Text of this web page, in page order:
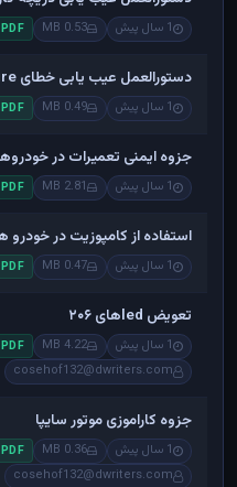
1 سال پیش 0.53 MB
PDF
دستورالعمل عیب یابی خطای multiplicative mixture دنا و سورن
1 سال پیش 0.49 MB
PDF
جزوه ایمنی تعمیرات در
1 سال پیش 2.81 MB
PDF
استفاده از کامپوزیت در خودرو
1 سال پیش 0.47 MB
PDF
تعویض ledهای ۲۰۶
1 سال پیش 4.22 MB
PDF
cosehof132@dwriters.com
جزوه کاراموزی موتور سایپا
1 سال پیش 0.36 MB
PDF
cosehof132@dwriters.com